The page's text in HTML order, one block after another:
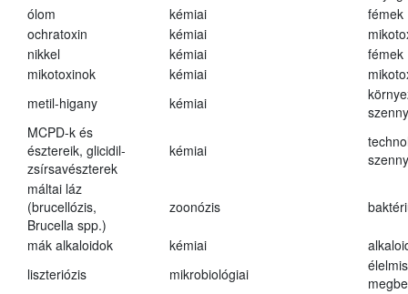
ólom
kémiai
fémek
ochratoxin
kémiai
nikkel
kémiai
fémek
mikotoxinok
kémiai
metil-higany
kémiai
MCPD-k és
észtereik, glicidil-
zsírsavészterek
kémiai
máltai láz
(brucellózis,
Brucella spp.)
zoonózis
mák alkaloidok kémiai
liszteriózis
mikrobiológiai